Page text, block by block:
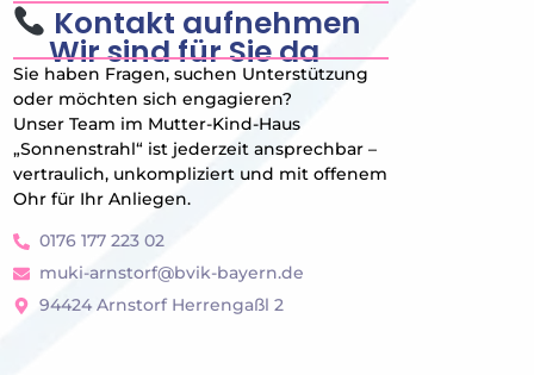
Kontakt aufnehmen
Wir sind für Sie da
Sie haben Fragen, suchen Unterstützung
oder möchten sich engagieren?
Unser Team im Mutter-Kind-Haus
„Sonnenstrahl“ ist jederzeit ansprechbar –
vertraulich, unkompliziert und mit offenem
Ohr für Ihr Anliegen.
0176 177 223 02
muki-arnstorf@bvik-bayern.de
94424 Arnstorf Herrengaßl 2